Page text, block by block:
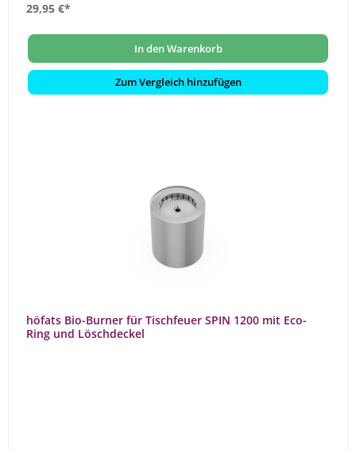
29,95 €*
In den Warenkorb
Zum Vergleich hinzufügen
höfats Bio-Burner für Tischfeuer SPIN 1200 mit Eco-
Ring und Löschdeckel